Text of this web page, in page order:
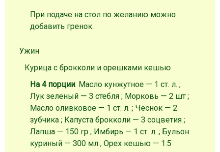
При подаче на стол по желанию можно
добавить гренок.
Ужин
Курица с брокколи и орешками кешью
На 4 порции: Масло кунжутное — 1 ст. л. ;
Лук зеленый — 3 стебля ; Морковь — 2 шт ;
Масло оливковое — 1 ст. л. ; Чеснок — 2
зубчика ; Капуста брокколи — 3 соцветия ;
Лапша — 150 гр ; Имбирь — 1 ст. л. ; Бульон
куриный — 300 мл ; Орех кешью — 1.5